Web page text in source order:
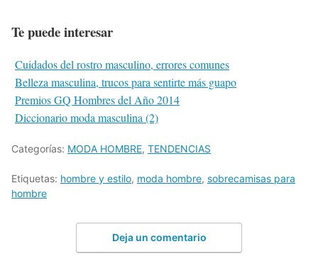
Te puede interesar
Cuidados del rostro masculino, errores comunes
Belleza masculina, trucos para sentirte más guapo
Premios GQ Hombres del Año 2014
Diccionario moda masculina (2)
Categorías: MODA HOMBRE, TENDENCIAS
Etiquetas: hombre y estilo, moda hombre, sobrecamisas para
hombre
Deja un comentario